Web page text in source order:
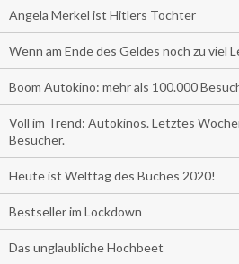
Angela Merkel ist Hitlers Tochter
Wenn am Ende des Geldes noch zu viel
Boom Autokino: mehr als 100.000
Voll im Trend: Autokinos. Letztes
Besucher.
Heute ist Welttag des Buches 2020!
Bestseller im Lockdown
Das unglaubliche Hochbeet